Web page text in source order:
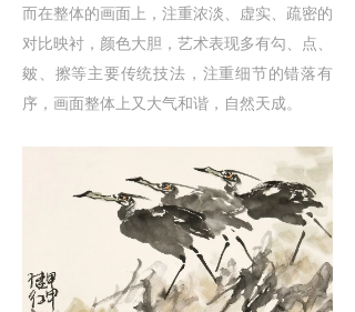
而在整体的画面上，注重浓淡、虚实、疏密的
对比映衬，颜色大胆，艺术表现多有勾、点、
皴、擦等主要传统技法，注重细节的错落有
序，画面整体上又大气和谐，自然天成。